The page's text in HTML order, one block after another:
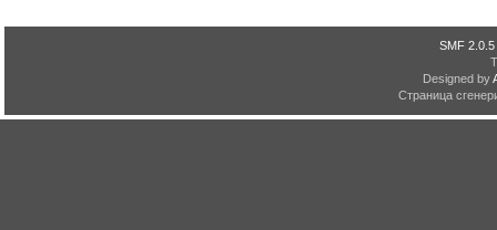
SMF 2.0.5
Designed by
Страница